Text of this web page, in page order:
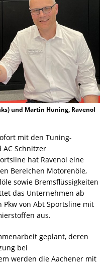
und Martin Huning, Ravenol
mit den Tuning-
Schnitzer
hat Ravenol eine
Bereichen Motorenöle,
sowie Bremsflüssigkeiten
das Unternehmen ab
von Abt Sportsline mit
aus.
geplant, deren
bei
werden die Aachener mit